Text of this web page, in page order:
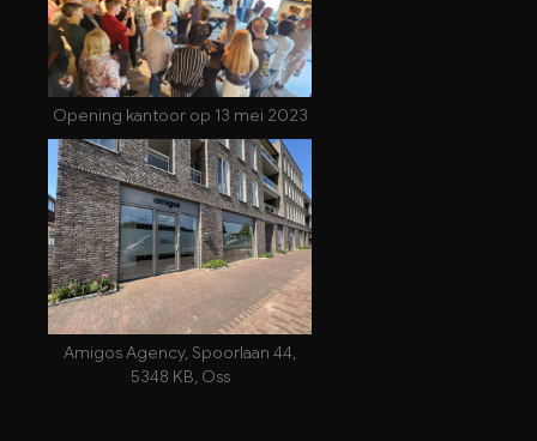
Opening kantoor op 13 mei 2023
Amigos Agency, Spoorlaan 44,
5348 KB, Oss